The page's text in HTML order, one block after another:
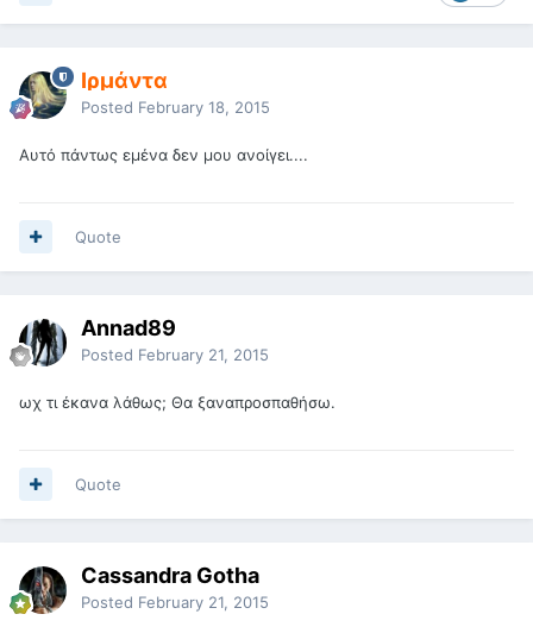
Ιρμάντα
Posted February 18, 2015
Αυτό πάντως εμένα δεν μου ανοίγει....
Quote
Annad89
Posted February 21, 2015
ωχ τι έκανα λάθως; Θα ξαναπροσπαθήσω.
Quote
Cassandra Gotha
Posted February 21, 2015